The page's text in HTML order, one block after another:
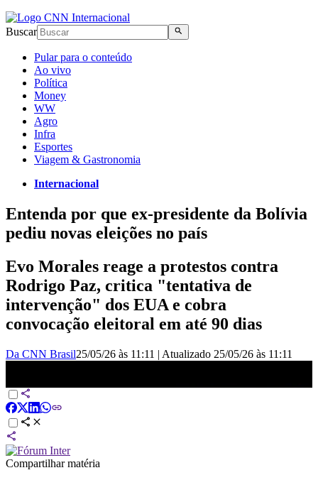
Buscar
Pular para o conteúdo
Ao vivo
Política
Money
WW
Agro
Infra
Esportes
Viagem & Gastronomia
Internacional
Entenda por que ex-presidente da Bolívia
pediu novas eleições no país
Evo Morales reage a protestos contra
Rodrigo Paz, critica "tentativa de
intervenção" dos EUA e cobra
convocação eleitoral em até 90 dias
Da CNN Brasil25/05/26 às 11:11 | Atualizado 25/05/26 às 11:11
Compartilhar matéria